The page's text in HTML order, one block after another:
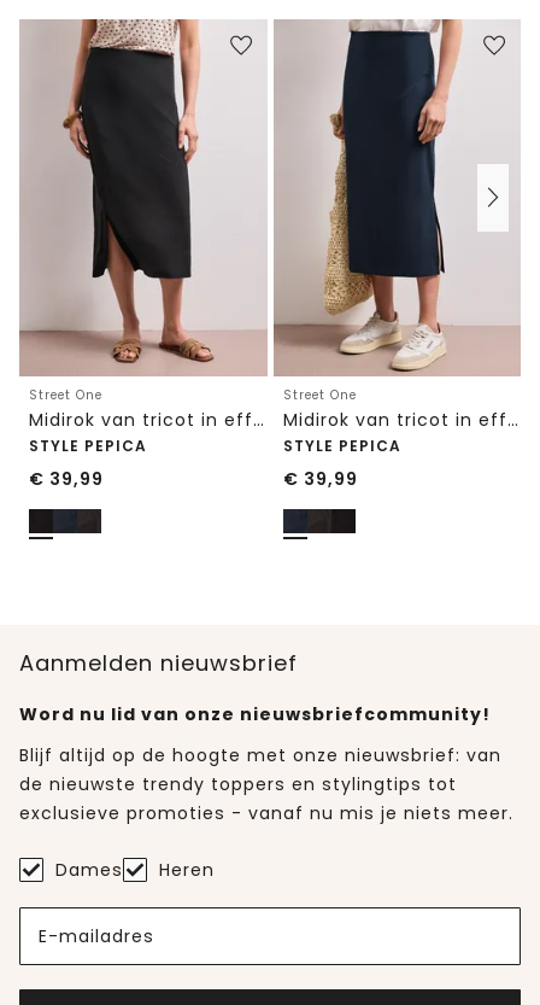
Street One
Midirok van tricot in effen kleur
STYLE PEPICA
€ 39,99
Street One
Midirok van tricot in effen kleur
STYLE PEPICA
€ 39,99
Aanmelden nieuwsbrief
Word nu lid van onze nieuwsbriefcommunity!
Blijf altijd op de hoogte met onze nieuwsbrief: van
de nieuwste trendy toppers en stylingtips tot
exclusieve promoties - vanaf nu mis je niets meer.
Dames Heren
E-mailadres